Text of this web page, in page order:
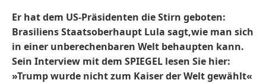
Er hat dem US-Präsidenten die Stirn geboten:
Brasiliens Staatsoberhaupt Lula sagt,wie man sich
in einer unberechenbaren Welt behaupten kann.
Sein Interview mit dem SPIEGEL lesen Sie hier:
»Trump wurde nicht zum Kaiser der Welt gewählt«